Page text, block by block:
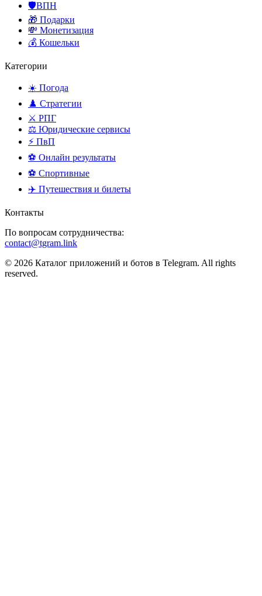
🛡️ВПН
🎁 Подарки
💸 Монетизация
💰 Кошельки
Категории
☀️ Погода
♟️ Стратегии
⚔️ РПГ
⚖️ Юридические сервисы
⚡ ПвП
⚽ Онлайн результаты
⚽ Спортивные
✈️ Путешествия и билеты
Контакты
По вопросам сотрудничества:
contact@tgram.link
© 2026 Каталог приложений и ботов в Telegram. All rights
reserved.